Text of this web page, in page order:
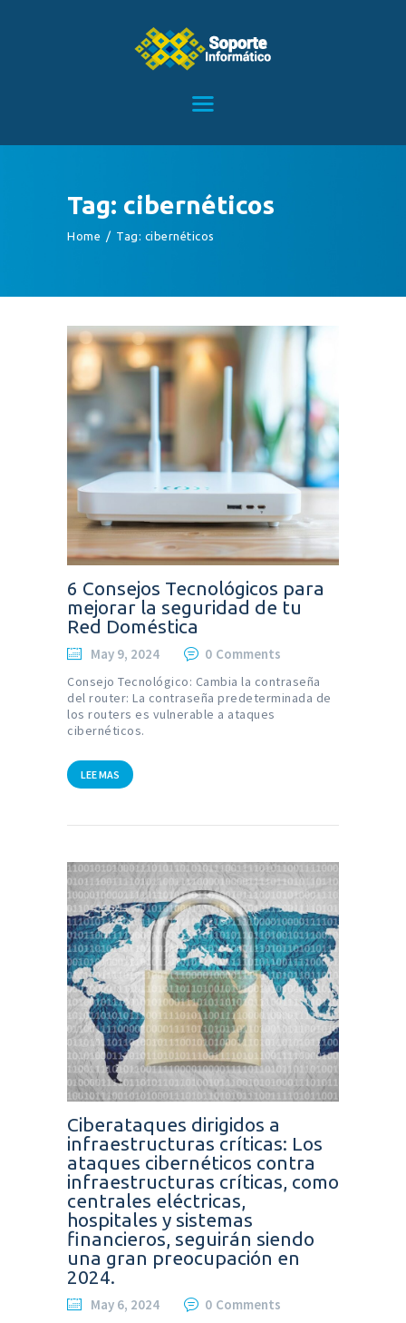
Tag: cibernéticos
Home Tag: cibernéticos
BLOG
TIENDA
6 Consejos Tecnológicos para
mejorar la seguridad de tu
Red Doméstica
May 9, 2024 0 Comments
Consejo Tecnológico: Cambia la contraseña
del router: La contraseña predeterminada de
los routers es vulnerable a ataques
cibernéticos.
LEE MAS
Ciberataques dirigidos a
infraestructuras críticas: Los
ataques cibernéticos contra
infraestructuras críticas, como
centrales eléctricas,
hospitales y sistemas
financieros, seguirán siendo
una gran preocupación en
2024.
May 6, 2024 0 Comments